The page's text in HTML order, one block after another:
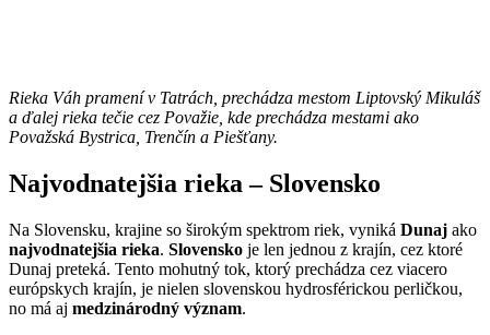
Rieka Váh pramení v Tatrách, prechádza mestom Liptovský Mikuláš
a ďalej rieka tečie cez Považie, kde prechádza mestami ako
Považská Bystrica, Trenčín a Piešťany.
Najvodnatejšia rieka – Slovensko
Na Slovensku, krajine so širokým spektrom riek, vyniká Dunaj ako
najvodnatejšia rieka. Slovensko je len jednou z krajín, cez ktoré
Dunaj preteká. Tento mohutný tok, ktorý prechádza cez viacero
európskych krajín, je nielen slovenskou hydrosférickou perličkou,
no má aj medzinárodný význam.